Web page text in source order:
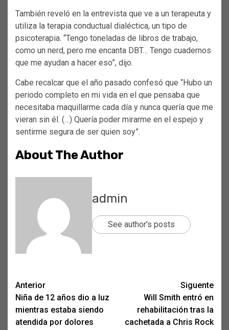
También reveló en la entrevista que ve a un terapeuta y
utiliza la terapia conductual dialéctica, un tipo de
psicoterapia. “Tengo toneladas de libros de trabajo,
como un nerd, pero me encanta DBT… Tengo cuadernos
que me ayudan a hacer eso”, dijo.
Cabe recalcar que el año pasado confesó que “Hubo un
periodo completo en mi vida en el que pensaba que
necesitaba maquillarme cada día y nunca quería que me
vieran sin él. (…) Quería poder mirarme en el espejo y
sentirme segura de ser quien soy”.
About The Author
admin
See author's posts
Post
navigation
Anterior
Niña de 12 años dio a luz
mientras estaba siendo
atendida por dolores
Siguente
Will Smith entró en
rehabilitación tras la
cachetada a Chris Rock